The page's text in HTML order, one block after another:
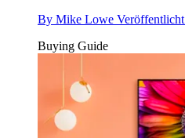
By Mike Lowe Veröffentlicht
Buying Guide